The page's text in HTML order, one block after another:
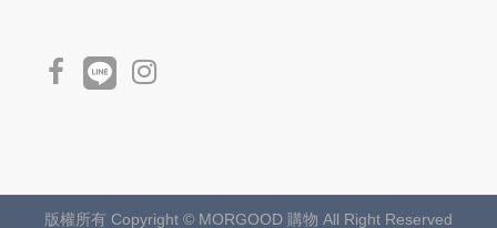
版權所有 Copyright © MORGOOD 購物 All Right Reserved